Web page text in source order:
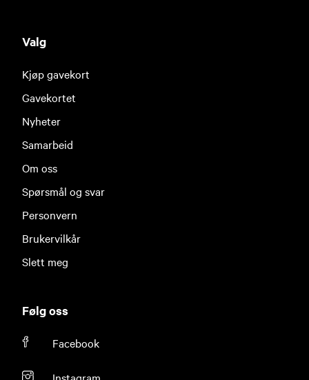
Valg
Kjøp gavekort
Gavekortet
Nyheter
Samarbeid
Om oss
Spørsmål og svar
Personvern
Brukervilkår
Slett meg
Følg oss
Facebook
Instagram